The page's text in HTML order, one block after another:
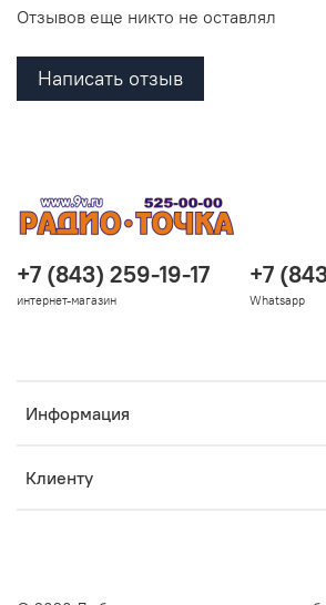
Отзывов еще никто не оставлял
Написать отзыв
Информация
Клиенту
+7 (843) 259-19-17
интернет-магазин
+7
Whatsapp